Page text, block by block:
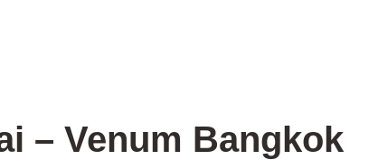
– Venum Bangkok